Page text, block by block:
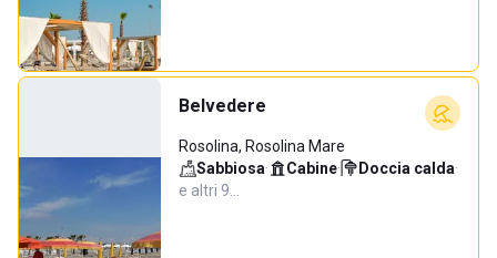
Belvedere
Rosolina, Rosolina Mare
Sabbiosa· Cabine· Doccia calda·
e altri 9…